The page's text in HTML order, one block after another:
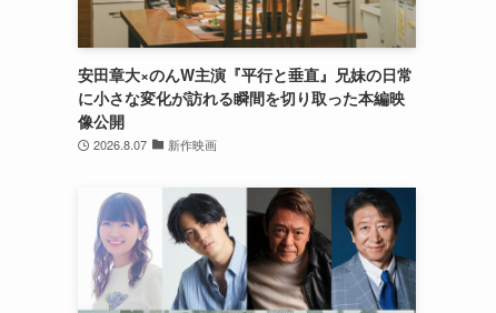
安田章大×のんW主演『平行と垂直』兄妹の日常
に小さな変化が訪れる瞬間を切り取った本編映
像公開
2026.8.07 新作映画